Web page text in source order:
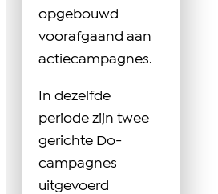
opgebouwd
voorafgaand aan
actiecampagnes.
In dezelfde
periode zijn twee
gerichte Do-
campagnes
uitgevoerd